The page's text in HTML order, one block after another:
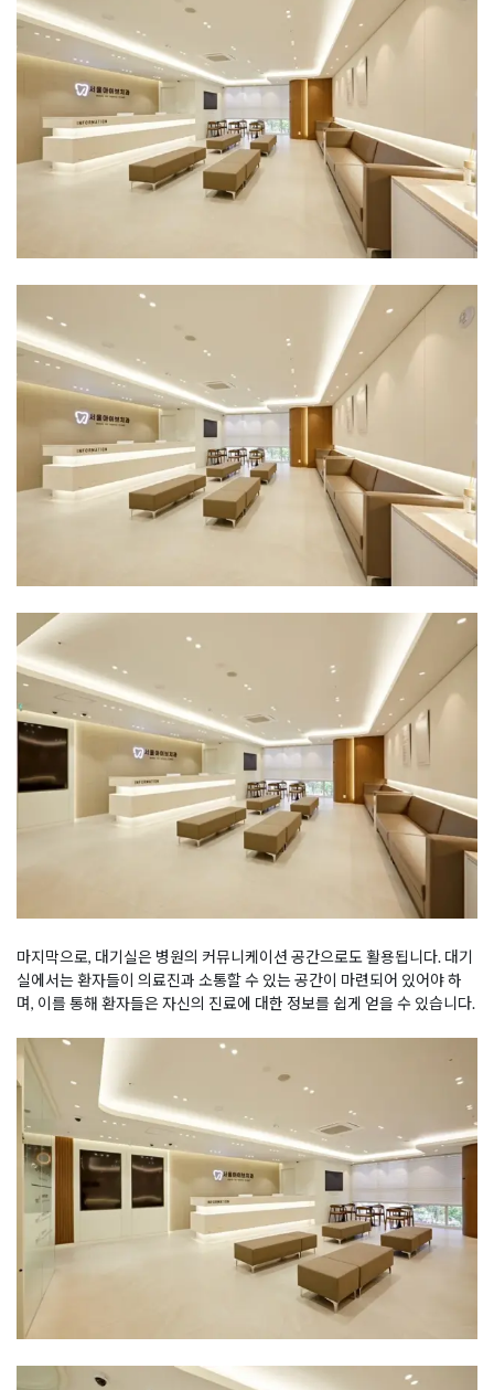
마지막으로, 대기실은 병원의 커뮤니케이션 공간으로도 활용됩니다. 대기
실에서는 환자들이 의료진과 소통할 수 있는 공간이 마련되어 있어야 하
며, 이를 통해 환자들은 자신의 진료에 대한 정보를 쉽게 얻을 수 있습니다.